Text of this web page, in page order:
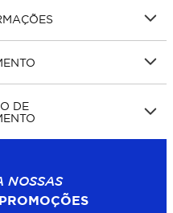
DE
NOSSAS